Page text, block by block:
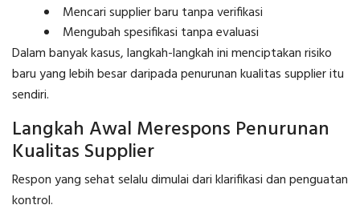
Mencari supplier baru tanpa verifikasi
Mengubah spesifikasi tanpa evaluasi
Dalam banyak kasus, langkah-langkah ini menciptakan risiko
baru yang lebih besar daripada penurunan kualitas supplier itu
sendiri.
Langkah Awal Merespons Penurunan
Kualitas Supplier
Respon yang sehat selalu dimulai dari klarifikasi dan penguatan
kontrol.